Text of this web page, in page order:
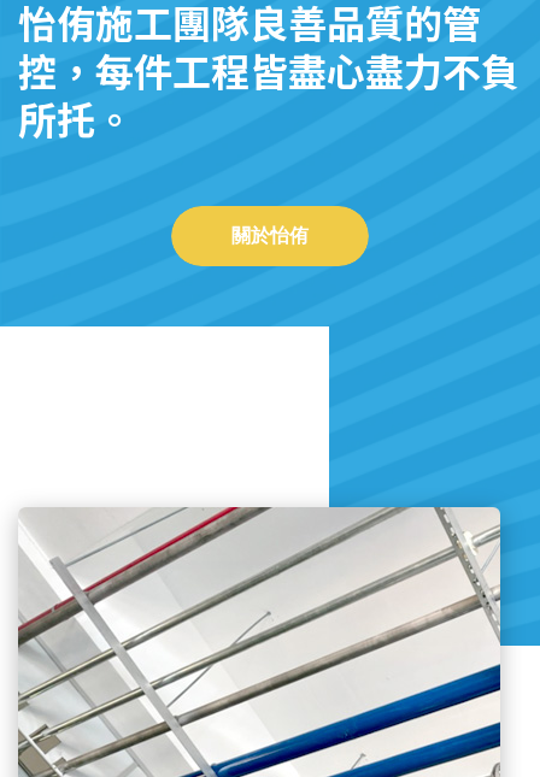
怡侑施工團隊良善品質的管
控，每件工程皆盡心盡力不負
所托。
關於怡侑